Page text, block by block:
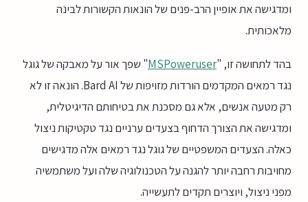
ומדגישה את אופיין הרב-פנים של הונאות הקשורות לבינה
מלאכותית.
בהד לתחושה זו, "MSPoweruser" שפך אור על מאבקה של גוגל
נגד רמאים המקדמים הורדות מזויפות של Bard AI. הונאה זו לא
רק מטעה אנשים, אלא גם מסכנת את בטיחותם הדיגיטלית,
ומדגישה את הצורך הדחוף בצעדים ערניים נגד טקטיקות ניצול
כאלה. הצעדים המשפטיים של גוגל נגד רמאים אלה מדגישים
מחויבות רחבה יותר להגנה על הטכנולוגיה שלה ועל משתמשיה
מפני ניצול, ויוצרים תקדים לתעשייה.